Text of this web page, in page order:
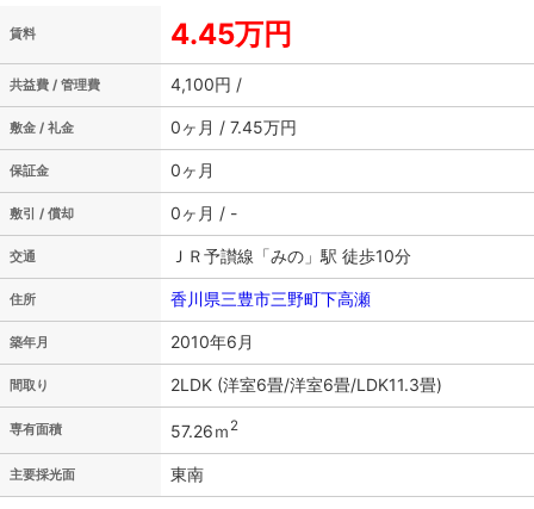
賃料 4.45万円
共益費 / 管理費 4,100円 /
敷金 / 礼金 0ヶ月 / 7.45万円
保証金 0ヶ月
敷引 / 償却 0ヶ月 / -
交通 ＪＲ予讃線「みの」駅 徒歩10分
住所 香川県三豊市三野町下高瀬
築年月 2010年6月
間取り 2LDK (洋室6畳/洋室6畳/LDK11.3畳)
専有面積 57.26ｍ 2
主要採光面 東南